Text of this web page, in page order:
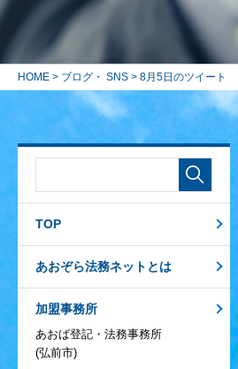
HOME > ブログ・ SNS > 8月5日のツイート
TOP
あおぞら法務ネットとは
加盟事務所
あおば登記・法務事務所
(弘前市)